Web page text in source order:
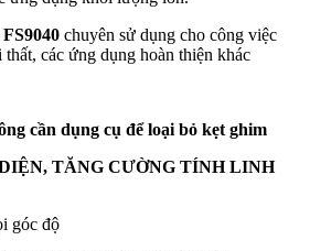
FS9040 chuyên sử dụng cho công việc
các ứng dụng hoàn thiện khác
cần dụng cụ để loại bỏ kẹt ghim
TĂNG CƯỜNG TÍNH LINH
góc độ